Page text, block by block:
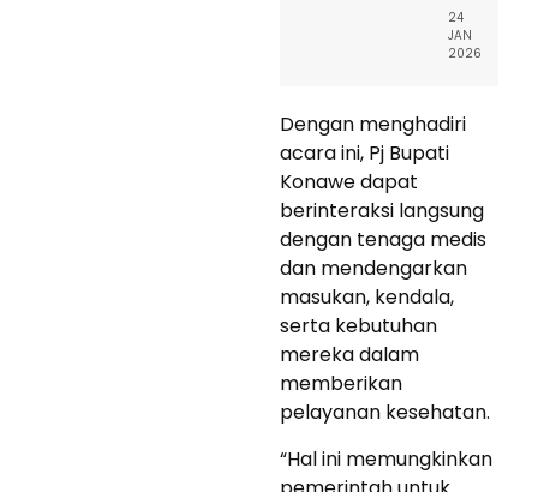
24
JAN
2026
Dengan menghadiri
acara ini, Pj Bupati
Konawe dapat
berinteraksi langsung
dengan tenaga medis
dan mendengarkan
masukan, kendala,
serta kebutuhan
mereka dalam
memberikan
pelayanan kesehatan.
“Hal ini memungkinkan